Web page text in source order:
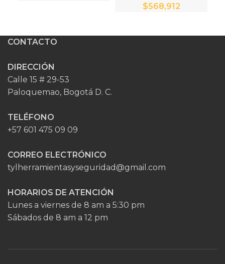
$
CONTACTO
DIRECCIÓN
Calle 15 # 29-53
Paloquemao, Bogotá D. C.
TELÉFONO
+57 601 475 09 09
CORREO ELECTRÓNICO
tylherramientasyseguridad@gmail.com
HORARIOS DE ATENCIÓN
Lunes a viernes de 8 am a 5:30 pm
Sábados de 8 am a 12 pm